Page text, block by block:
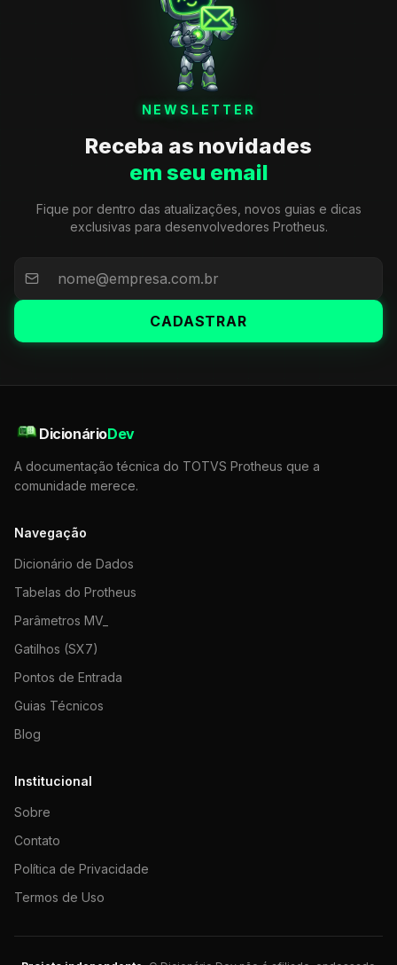
NEWSLETTER
Receba as novidades
em seu email
Fique por dentro das atualizações, novos guias e dicas
exclusivas para desenvolvedores Protheus.
CADASTRAR
DicionárioDev
A documentação técnica do TOTVS Protheus que a
comunidade merece.
Navegação
Dicionário de Dados
Tabelas do Protheus
Parâmetros MV_
Gatilhos (SX7)
Pontos de Entrada
Guias Técnicos
Blog
Institucional
Sobre
Contato
Política de Privacidade
Termos de Uso